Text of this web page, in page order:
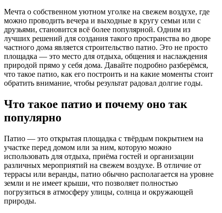
Мечта о собственном уютном уголке на свежем воздухе, где
можно проводить вечера и выходные в кругу семьи или с
друзьями, становится всё более популярной. Одним из
лучших решений для создания такого пространства во дворе
частного дома является строительство патио. Это не просто
площадка — это место для отдыха, общения и наслаждения
природой прямо у себя дома. Давайте подробно разберёмся,
что такое патио, как его построить и на какие моменты стоит
обратить внимание, чтобы результат радовал долгие годы.
Что такое патио и почему оно так
популярно
Патио — это открытая площадка с твёрдым покрытием на
участке перед домом или за ним, которую можно
использовать для отдыха, приёма гостей и организации
различных мероприятий на свежем воздухе. В отличие от
террасы или веранды, патио обычно располагается на уровне
земли и не имеет крыши, что позволяет полностью
погрузиться в атмосферу улицы, солнца и окружающей
природы.